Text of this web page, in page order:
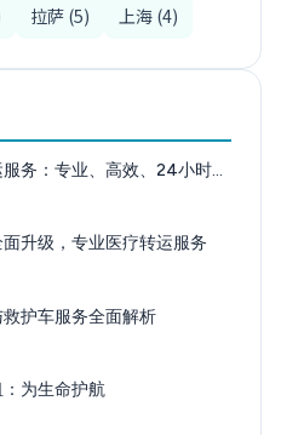
拉萨 (5) 上海 (4)
务：专业、高效、24小时…
升级，专业医疗转运服务
护车服务全面解析
为生命护航